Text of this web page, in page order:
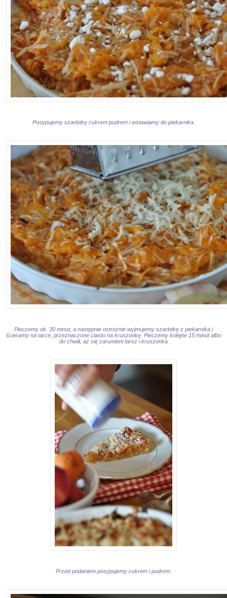
Posypujemy szarlotkę cukrem pudrem i wstawiamy do piekarnika.
Pieczemy ok. 30 minut, a następnie ostrożnie wyjmujemy szarlotkę z piekarnika i
ścieramy na tarce, przeznaczone ciasto na kruszonkę. Pieczemy kolejne 15 minut albo
do chwili, aż się zarumieni farsz i kruszonka
Przed podaniem posypujemy cukrem i pudrem.